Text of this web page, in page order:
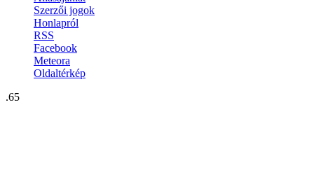
Szerzői jogok
Honlapról
RSS
Facebook
Meteora
Oldaltérkép
.65